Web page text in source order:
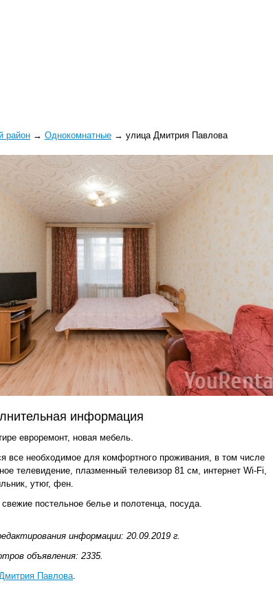
район → Однокомнатные → улица Дмитрия Павлова
информация
евроремонт, новая мебель.
все необходимое для комфортного проживания, в том числе
телевидение, плазменный телевизор 81 см, интернет Wi-Fi,
утюг, фен.
свежие постельное белье и полотенца, посуда.
информации: 20.09.2019 г.
объявления: 2335.
Павлова.